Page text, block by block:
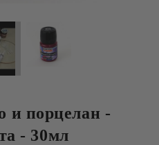
и порцелан -
- 30мл